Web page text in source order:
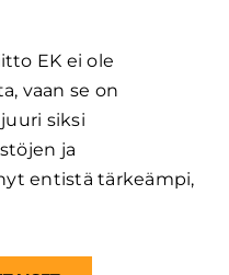
EK ei ole
vaan se on
siksi
ja
entistä tärkeämpi,